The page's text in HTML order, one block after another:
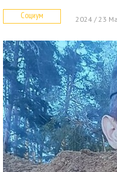
Социум 2024 / 23